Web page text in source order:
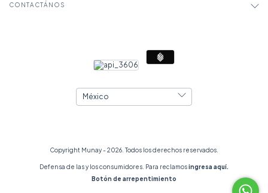
CONTACTÁNOS
Copyright Munay - 2026. Todos los derechos reservados.
Defensa de las y los consumidores. Para reclamosingresa aquí.
Botón de arrepentimiento